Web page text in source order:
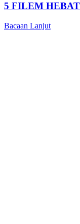
5 FILEM
Bacaan Lanjut